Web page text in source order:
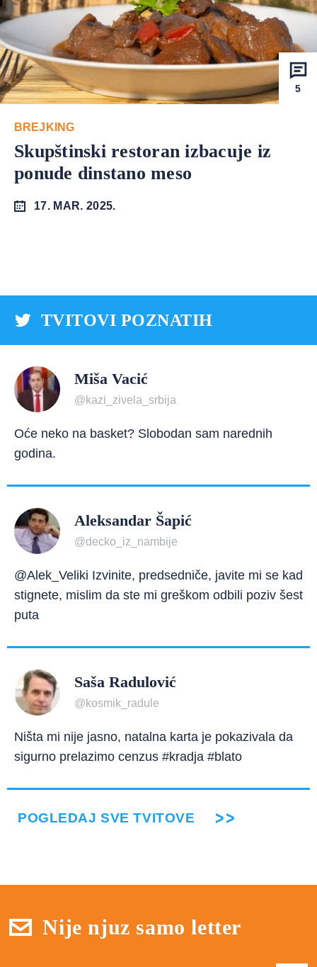
5
BREJKING
Skupštinski restoran izbacuje iz
ponude dinstano meso
17. MAR. 2025.
TVITOVI POZNATIH
Miša Vacić
@kazi_zivela_srbija
Oće neko na basket? Slobodan sam narednih
godina.
Aleksandar Šapić
@decko_iz_nambije
@Alek_Veliki Izvinite, predsedniče, javite mi se kad
stignete, mislim da ste mi greškom odbili poziv šest
puta
Saša Radulović
@kosmik_radule
Ništa mi nije jasno, natalna karta je pokazivala da
sigurno prelazimo cenzus #kradja #blato
POGLEDAJ SVE TVITOVE
Nije njuz samo letter